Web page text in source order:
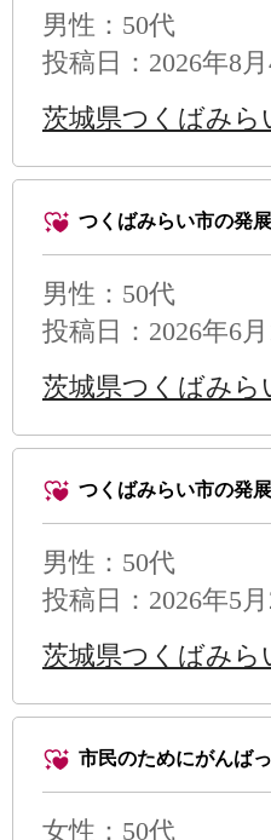
男性 ：50代
投稿日：2026年8
茨城県つくばみら
つくばみらい市の発
男性 ：50代
投稿日：2026年6
茨城県つくばみら
つくばみらい市の発
男性 ：50代
投稿日：2026年5
茨城県つくばみら
市民のためにがんば
女性：50代